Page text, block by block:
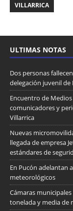
VILLARRICA
ULTIMAS NOTAS
Dos personas
delegación juvenil de
Encuentro de
comunicadores y
Villarrica
Nuevas
llegada de empresa
estándares de
En Pucón adelantan
meteorológicos
Cámaras
tonelada y media de